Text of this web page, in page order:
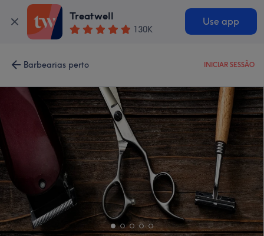
Treatwell
130K
Use app
Barbearias perto INICIAR SESSÃO